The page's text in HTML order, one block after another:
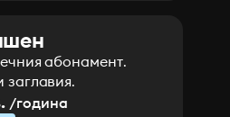
абонамент.
заглавия.
/година